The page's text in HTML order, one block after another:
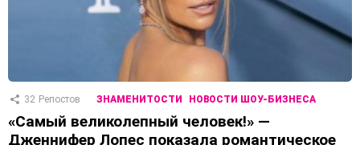
32 Репостов ЗНАМЕНИТОСТИ НОВОСТИ ШОУ-БИЗНЕСА
«Самый великолепный человек!» —
Дженнифер Лопес показала романтическое